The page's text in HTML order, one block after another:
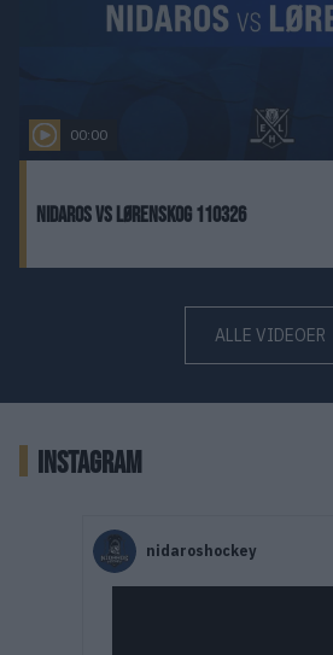
00:00
Nidaros vs Lørenskog 110326
ALLE VIDEOER
INSTAGRAM
nidaroshockey